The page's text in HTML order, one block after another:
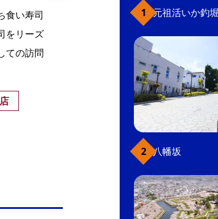
食い寿司
をリーズ
ての訪問
ランチの種類が豊富で、料
ーズナブルなうえ、土日祝
れるゆったりとした店内。
り。2017年3月に新装開店。
八幡坂